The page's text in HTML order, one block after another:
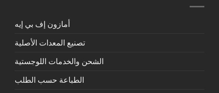
أمازون إف بي إيه
تصنيع المعدات الأصلية
الشحن والخدمات اللوجستية
الطباعة حسب الطلب